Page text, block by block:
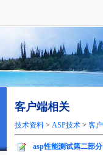
客户端相关
技术资料 > ASP技术 > 客
asp性能测试第二部